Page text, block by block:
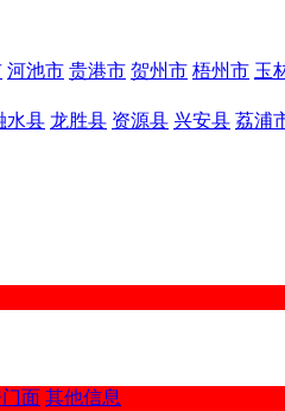
河池市 贵港市 贺州市 梧州市 玉
水县 龙胜县 资源县 兴安县 荔浦
面 其他信息